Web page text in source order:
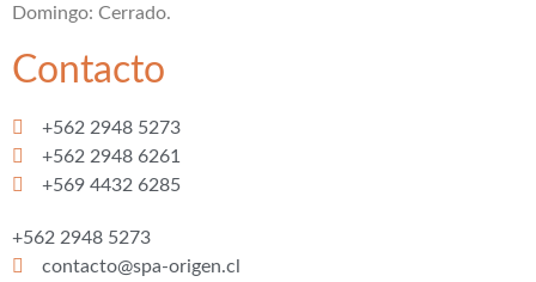
Domingo: Cerrado.
Contacto
+562 2948 5273
+562 2948 6261
+569 4432 6285
+562 2948 5273
contacto@spa-origen.cl